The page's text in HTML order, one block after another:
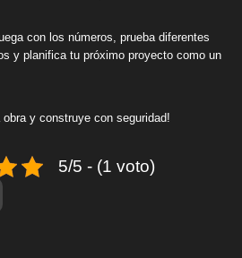
con los números, prueba diferentes
y planifica tu próximo proyecto como un
y construye con seguridad!
5/5 - (1 voto)